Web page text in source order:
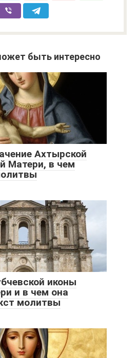
быть интересно
Ахтырской
Матери, в чем
иконы
и в чем она
молитвы